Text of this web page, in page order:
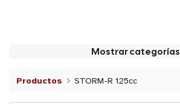
Mostrar categorías
Productos STORM-R 125cc